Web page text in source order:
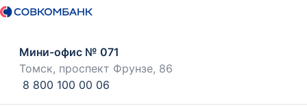
Мини-офис № 071
Томск, проспект Фрунзе, 86
8 800 100 00 06